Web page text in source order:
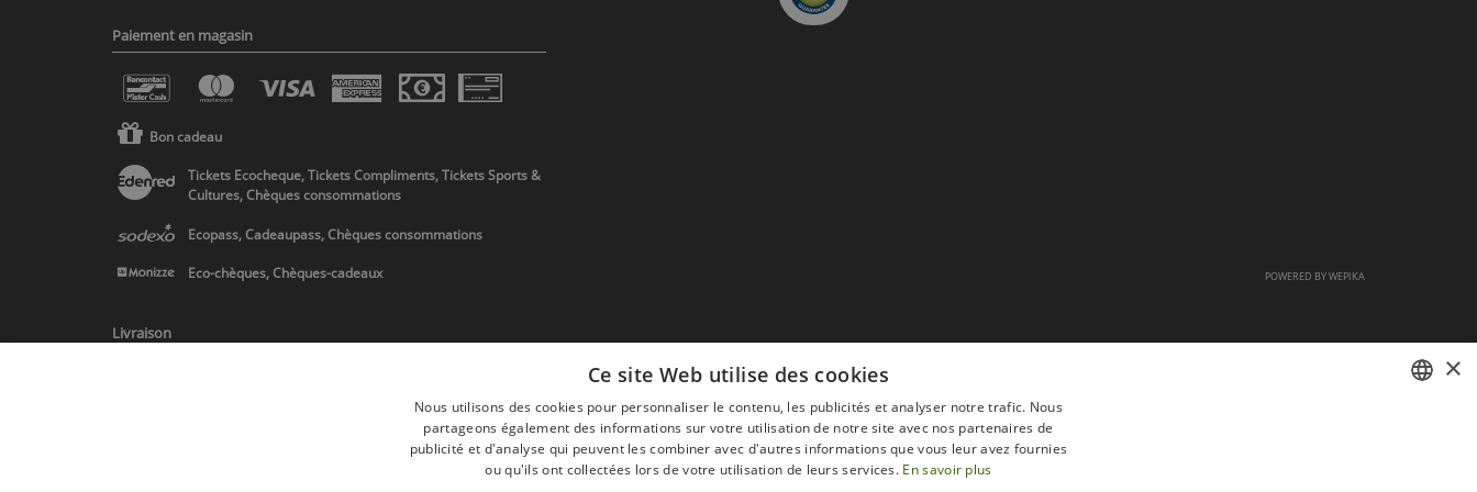
Paiement en magasin
Bon cadeau
Tickets Ecocheque, Tickets Compliments, Tickets Sports &
Cultures, Chèques consommations
Ecopass, Cadeaupass, Chèques consommations
Eco-chèques, Chèques-cadeaux
Livraison
* Livraison en Belgique/France/Pays-Bas et partout en Europe sur devis
POWERED BYWEPIKA
×
Ce site Web utilise des cookies
Nous utilisons des cookies pour personnaliser le contenu, les publicités et analyser notre trafic. Nous
partageons également des informations sur votre utilisation de notre site avec nos partenaires de
publicité et d'analyse qui peuvent les combiner avec d'autres informations que vous leur avez fournies
ou qu'ils ont collectées lors de votre utilisation de leurs services. En savoir plus